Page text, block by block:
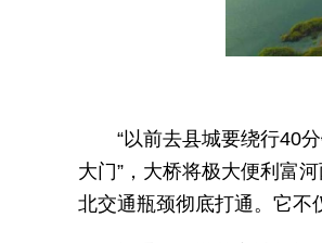
“以前去县城要绕行40
大门”，大桥将极大便利富
北交通瓶颈彻底打通。它不